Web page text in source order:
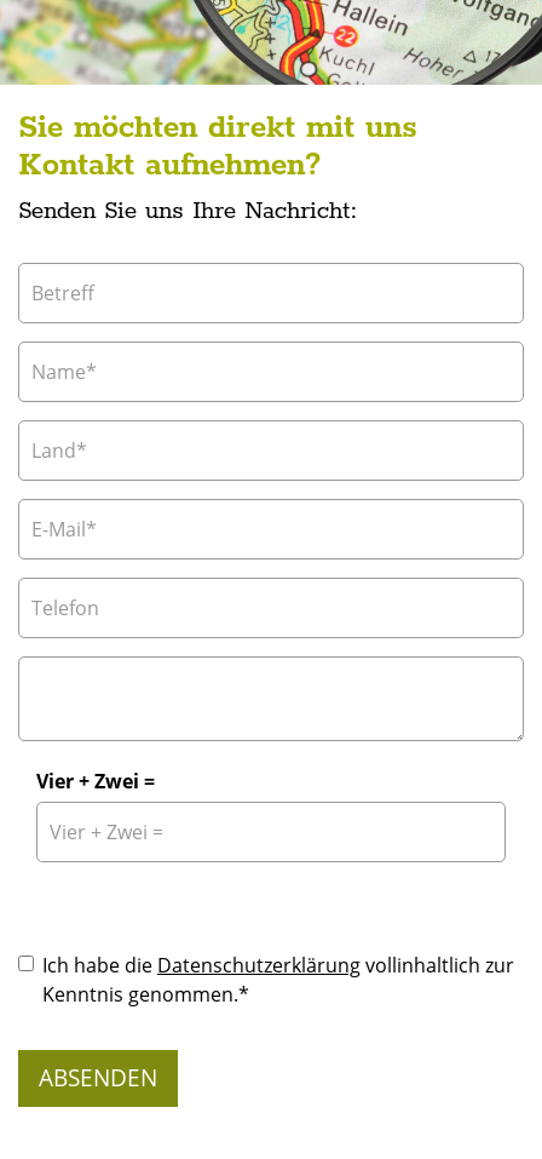
Sie möchten direkt mit uns
Kontakt aufnehmen?
Senden Sie uns Ihre Nachricht:
Vier + Zwei =
Ich habe die Datenschutzerklärungvollinhaltlich zur
Kenntnis genommen.*